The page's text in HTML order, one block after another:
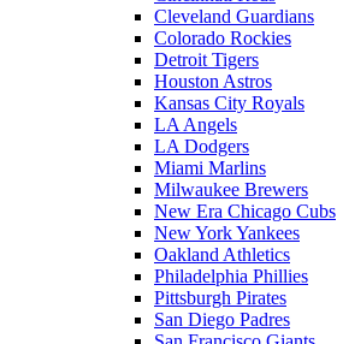
Cleveland Guardians
Colorado Rockies
Detroit Tigers
Houston Astros
Kansas City Royals
LA Angels
LA Dodgers
Miami Marlins
Milwaukee Brewers
New Era Chicago Cubs
New York Yankees
Oakland Athletics
Philadelphia Phillies
Pittsburgh Pirates
San Diego Padres